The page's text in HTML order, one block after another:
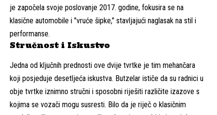
je započela svoje poslovanje 2017. godine, fokusira se na
klasične automobile i "vruće šipke," stavljajući naglasak na stil i
performanse.
Stručnost i Iskustvo
Jedna od ključnih prednosti ove dvije tvrtke je tim mehančara
koji posjeduje desetljeća iskustva. Butzelar ističe da su radnici u
obje tvrtke iznimno stručni i sposobni riješiti različite izazove s
kojima se vozači mogu susresti. Bilo da je riječ o klasičnim